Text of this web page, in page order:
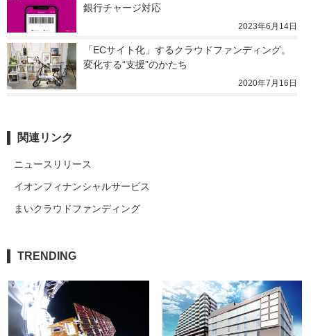
銀行チャージ対応
2023年6月14日
「ECサイト化」するクラウドファンディング。
変化する“支援”のかたち
2020年7月16日
関連リンク
ニュースリリース
イオンフィナンシャルサービス
まいクラウドファンディング
TRENDING